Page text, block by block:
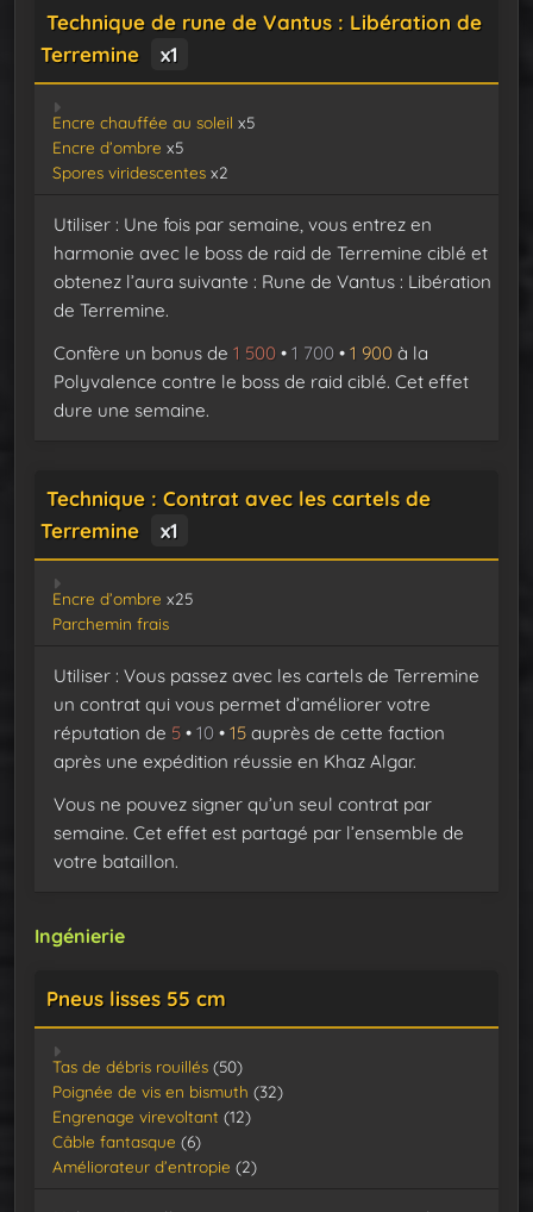
Technique de rune de Vantus : Libération de
Terremine
x1
Encre chauffée au soleil x5
Encre d’ombre x5
Spores viridescentes x2
Utiliser : Une fois par semaine, vous entrez en
harmonie avec le boss de raid de Terremine ciblé et
obtenez l’aura suivante : Rune de Vantus : Libération
de Terremine.
Confère un bonus de 1 500 • 1 700 • 1 900 à la
Polyvalence contre le boss de raid ciblé. Cet effet
dure une semaine.
Technique : Contrat avec les cartels de
Terremine
x1
Encre d’ombre x25
Parchemin frais
Utiliser : Vous passez avec les cartels de Terremine
un contrat qui vous permet d’améliorer votre
réputation de 5 • 10 • 15 auprès de cette faction
après une expédition réussie en Khaz Algar.
Vous ne pouvez signer qu’un seul contrat par
semaine. Cet effet est partagé par l’ensemble de
votre bataillon.
Ingénierie
Pneus lisses 55 cm
Tas de débris rouillés (50)
Poignée de vis en bismuth (32)
Engrenage virevoltant (12)
Câble fantasque (6)
Améliorateur d’entropie (2)